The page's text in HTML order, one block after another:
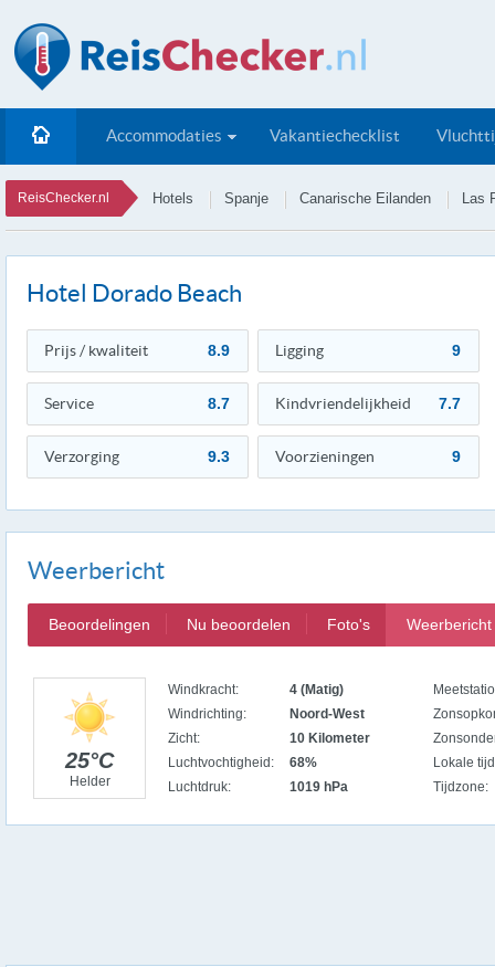
Accommodaties Vakantiechecklist
ReisChecker.nl Hotels Spanje Canarische Eilanden Las
Hotel Dorado Beach
Prijs / kwaliteit 8.9 Ligging 9
Service 8.7 Kindvriendelijkheid 7.7
Verzorging 9.3 Voorzieningen 9
Weerbericht
Beoordelingen Nu beoordelen Foto's Weerbericht
25°C
Helder
Windkracht:
Windrichting:
Zicht:
Luchtvochtigheid:
Luchtdruk:
4 (Matig)
Noord-West
10 Kilometer
68%
1019 hPa
Lokale
Tijdzone: